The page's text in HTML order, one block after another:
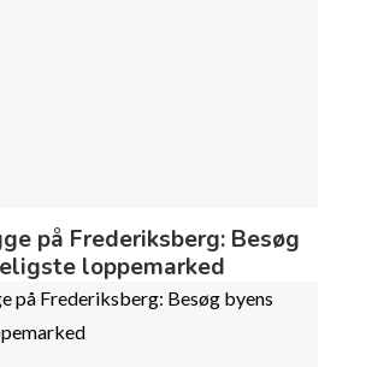
på Frederiksberg: Besøg
loppemarked